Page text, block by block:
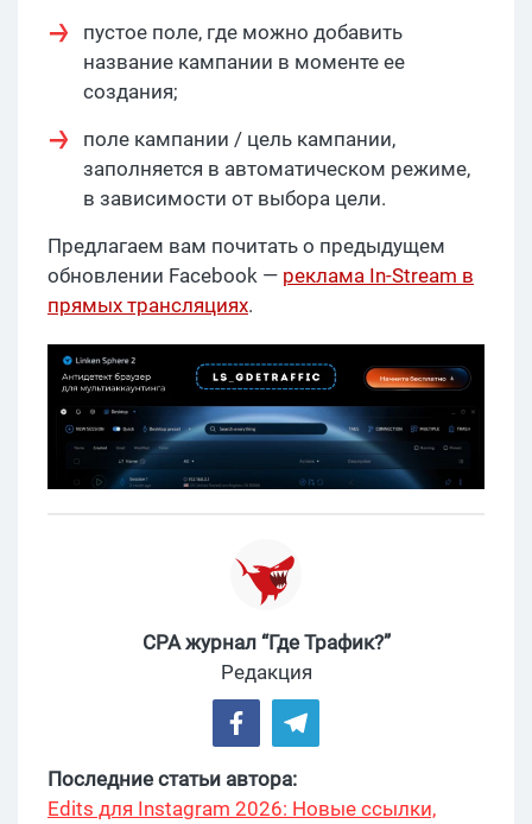
пустое поле, где можно добавить
название кампании в моменте ее
создания;
поле кампании / цель кампании,
заполняется в автоматическом режиме,
в зависимости от выбора цели.
Предлагаем вам почитать о предыдущем
обновлении Facebook — реклама In-Stream в
прямых трансляциях.
CPA журнал “Где Трафик?”
Редакция
Последние статьи автора:
Edits для Instagram 2026: Новые ссылки,